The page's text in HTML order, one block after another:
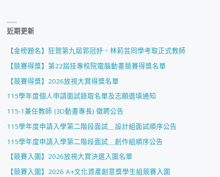
近期更新
【金榜題名】狂賀第九屆郭冠妤、林莉芸同學考取正式教師
【競賽得獎】第22屆技專校院電腦動畫競賽得獎名單
【競賽得獎】2026放視大賞得獎名單
115學年度個人申請面試錄取名單及志願選填通知
115-1兼任教師 (3D動畫專長) 徵聘公告
115學年度申請入學第二階段面試＿設計組面試順序公告
115學年度申請入學第二階段面試＿創作組順序公告
【競賽入圍】2026放視大賞決選入圍名單
【競賽入圍】2026 A+文化資產創意獎學生組競賽入圍